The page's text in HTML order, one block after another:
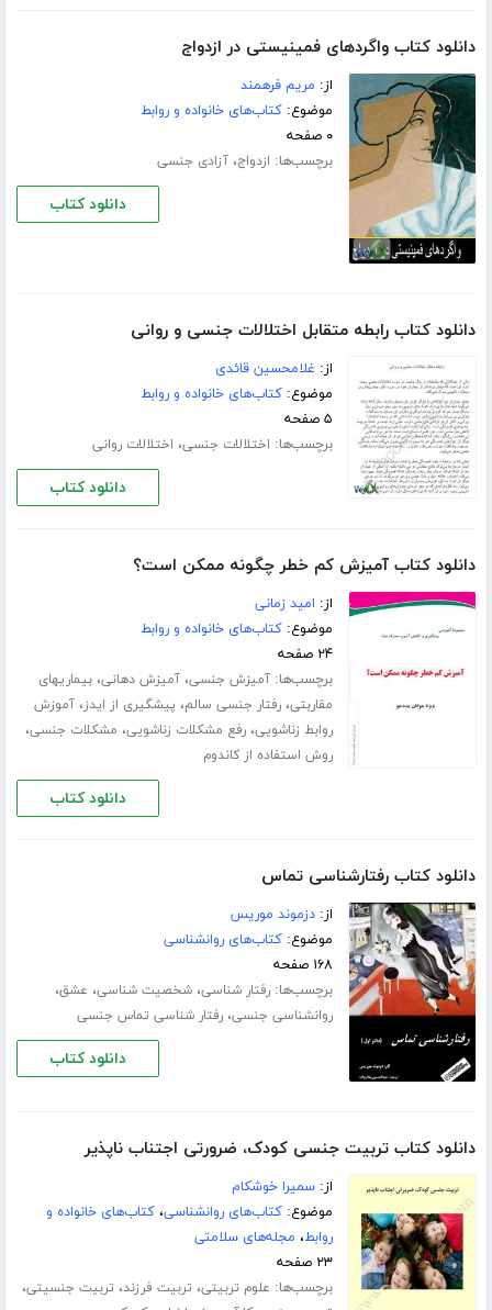
دانلود کتاب واگردهای فمینیستی در ازدواج
از: مریم فرهمند
موضوع:کتاب‌های خانواده و روابط
۰ صفحه
برچسب‌ها: ازدواج،آزادی جنسی
دانلود کتاب
دانلود کتاب رابطه متقابل اختلالات جنسی و روانی
از: غلامحسین قائدی
موضوع:کتاب‌های خانواده و روابط
۵ صفحه
برچسب‌ها: اختلالات جنسی، اختلالات روانی
دانلود کتاب
دانلود کتاب آمیزش کم خطر چگونه ممکن است؟
از: امید زمانی
موضوع:کتاب‌های خانواده و روابط
۲۴ صفحه
برچسب‌ها:آمیزش جنسی،آمیزش دهانی،بیماریهای
مقاربتی،رفتار جنسی سالم، پیشگیری از ایدز،آموزش
روابط زناشویی،رفع مشکلات زناشویی، مشکلات جنسی،
روش استفاده از کاندوم
دانلود کتاب
دانلود کتاب رفتارشناسی تماس
از:دزموند موریس
موضوع:کتاب‌های روانشناسی
۱۶۸ صفحه
برچسب‌ها:رفتار شناسی،شخصیت شناسی، عشق،
روانشناسی جنسی،رفتار شناسی تماس جنسی
دانلود کتاب
دانلود کتاب تربیت جنسی کودک، ضرورتی اجتناب ناپذیر
از:سمیرا خوشکام
موضوع:کتاب‌های روانشناسی،کتاب‌های خانواده و
روابط، مجله‌های سلامتی
۲۳ صفحه
برچسب‌ها: علوم تربیتی، تربیت فرزند، تربیت جنسیتی،